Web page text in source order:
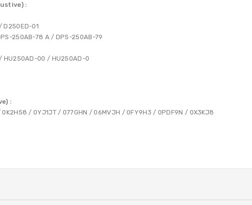
:
01
250AB-78 A / DPS-250AB-79
HU250AD-00 / HU250AD-0
:
/ 0YJ1JT / 077GHN / 06MVJH / 0FY9H3 / 0PDF9N / 0X3KJ8